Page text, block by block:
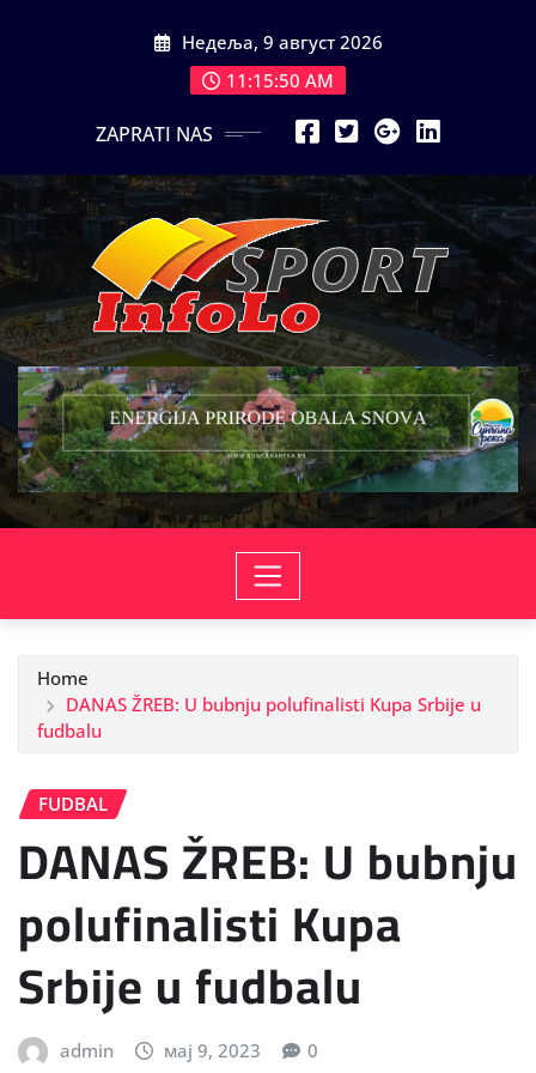
Недеља, 9 август 2026
11:15:52 AM
ZAPRATI NAS
Home
DANAS ŽREB: U bubnju polufinalisti Kupa Srbije u
fudbalu
FUDBAL
DANAS ŽREB: U bubnju
polufinalisti Kupa
Srbije u fudbalu
admin мај 9, 2023 0